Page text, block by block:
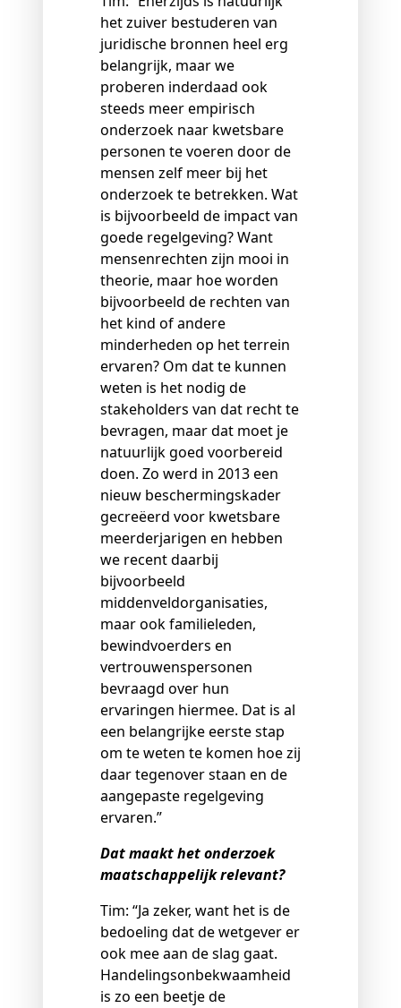
het zuiver bestuderen van
juridische bronnen heel erg
belangrijk, maar we
proberen inderdaad ook
steeds meer empirisch
onderzoek naar kwetsbare
personen te voeren door de
mensen zelf meer bij het
onderzoek te betrekken. Wat
is bijvoorbeeld de impact van
goede regelgeving? Want
mensenrechten zijn mooi in
theorie, maar hoe worden
bijvoorbeeld de rechten van
het kind of andere
minderheden op het terrein
ervaren? Om dat te kunnen
weten is het nodig de
stakeholders van dat recht te
bevragen, maar dat moet je
natuurlijk goed voorbereid
doen. Zo werd in 2013 een
nieuw beschermingskader
gecreëerd voor kwetsbare
meerderjarigen en hebben
we recent daarbij
bijvoorbeeld
middenveldorganisaties,
maar ook familieleden,
bewindvoerders en
vertrouwenspersonen
bevraagd over hun
ervaringen hiermee. Dat is al
een belangrijke eerste stap
om te weten te komen hoe zij
daar tegenover staan en de
aangepaste regelgeving
ervaren.”
Dat maakt het onderzoek
maatschappelijk relevant?
Tim: “Ja zeker, want het is de
bedoeling dat de wetgever er
ook mee aan de slag gaat.
Handelingsonbekwaamheid
is zo een beetje de